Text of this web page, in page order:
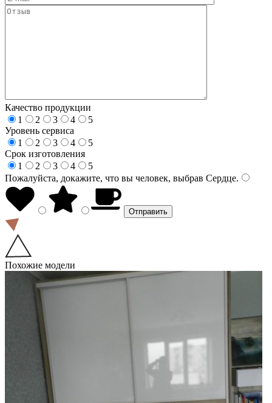
Качество продукции
1
2 3 4
5
Уровень сервиса
1
2 3 4
5
Срок изготовления
1
2 3 4
5
Пожалуйста, докажите, что вы человек, выбрав Сердце.
Похожие модели